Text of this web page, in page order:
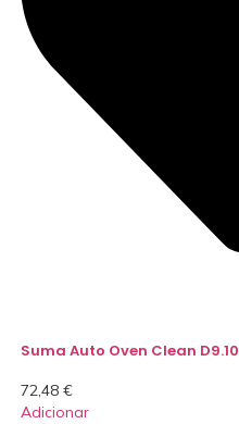
Suma Auto Oven Clean D9.10
72,48 €
Adicionar